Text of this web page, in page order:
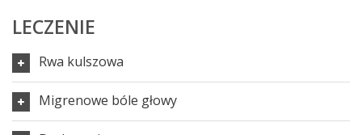
LECZENIE
Rwa kulszowa
Migrenowe bóle głowy